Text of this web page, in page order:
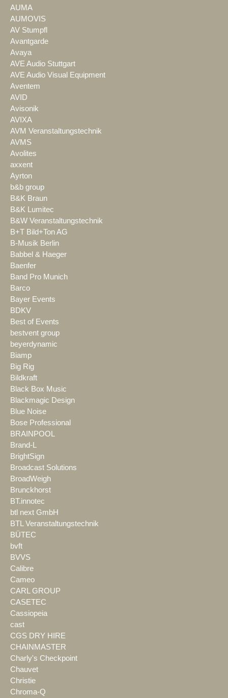
AUMA
AUMOVIS
AV Stumpfl
Avantgarde
Avaya
AVE Audio Stuttgart
AVE Audio Visual Equipment
Aventem
AVID
Avisonik
AVIXA
AVM Veranstaltungstechnik
AVMS
Avolites
axxent
Ayrton
b&b group
B&K Braun
B&K Lumitec
B&W Veranstaltungstechnik
B+T Bild+Ton AG
B-Musik Berlin
Babbel & Haeger
Baenfer
Band Pro Munich
Barco
Bayer Events
BDKV
Best of Events
bestvent group
beyerdynamic
Biamp
Big Rig
Bildkraft
Black Box Music
Blackmagic Design
Blue Noise
Bose Professional
BRAINPOOL
Brand-L
BrightSign
Broadcast Solutions
BroadWeigh
Brunckhorst
BT.innotec
btl next GmbH
BTL Veranstaltungstechnik
BÜTEC
bvft
BVVS
Calibre
Cameo
CARL GROUP
CASETEC
Cassiopeia
cast
CGS DRY HIRE
CHAINMASTER
Charly's Checkpoint
Chauvet
Christie
Chroma-Q